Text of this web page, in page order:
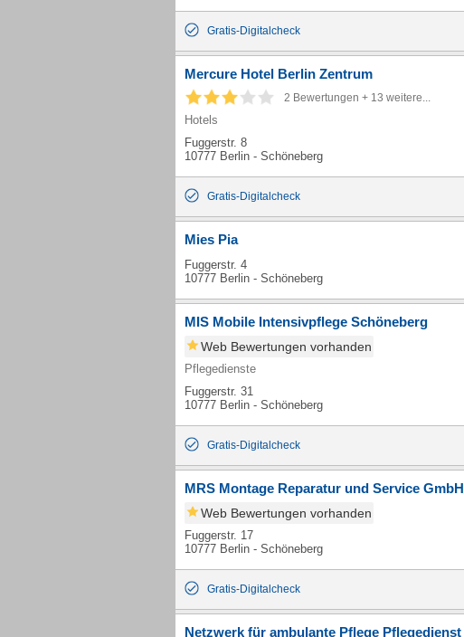
Gratis-Digitalcheck
Mercure Hotel Berlin Zentrum
2 Bewertungen + 13 weitere...
Hotels
Fuggerstr. 8
10777 Berlin - Schöneberg
Gratis-Digitalcheck
Mies Pia
Fuggerstr. 4
10777 Berlin - Schöneberg
MIS Mobile Intensivpflege Schöneberg
Web Bewertungen vorhanden
Pflegedienste
Fuggerstr. 31
10777 Berlin - Schöneberg
Gratis-Digitalcheck
MRS Montage Reparatur und Service GmbH
Web Bewertungen vorhanden
Fuggerstr. 17
10777 Berlin - Schöneberg
Gratis-Digitalcheck
Netzwerk für ambulante Pflege Pflegedienst